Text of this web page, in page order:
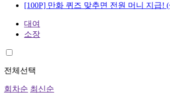
[100P] 만화 퀴즈 맞추면 전원 머니 지급!
대여
소장
전체선택
회차순 최신순